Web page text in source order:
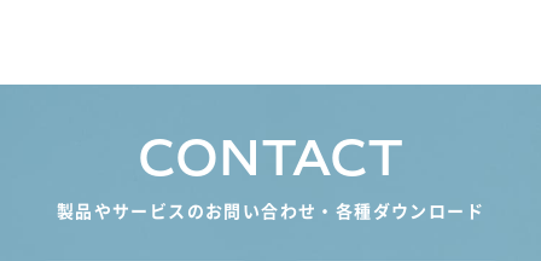
CONTACT
製品やサービスのお問い合わせ・各種ダウンロード